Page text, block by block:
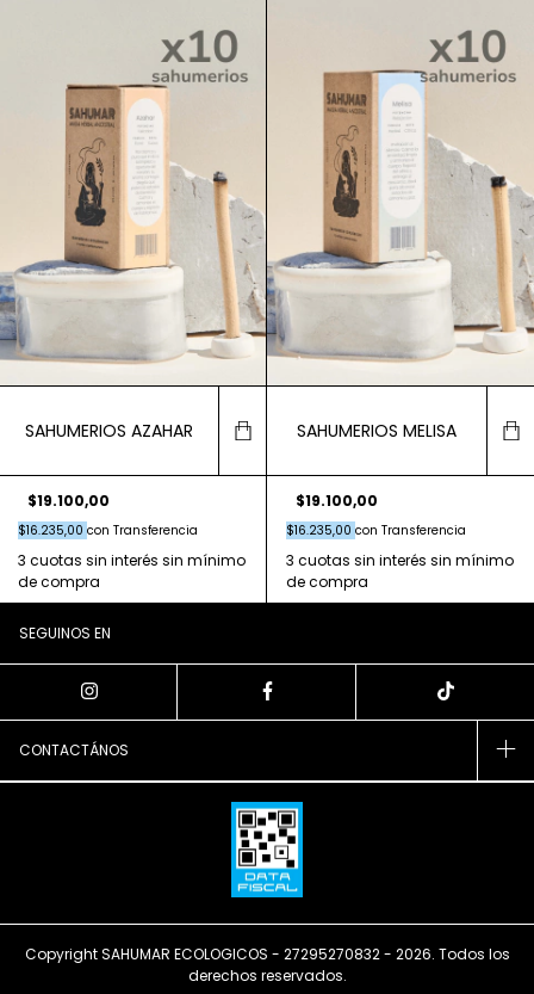
SAHUMERIOS AZAHAR
$19.100,00
$16.235,00 con Transferencia
SAHUMERIOS MELISA
$19.100,00
$16.235,00 con Transferencia
SEGUINOS EN
CONTACTÁNOS
Copyright SAHUMAR ECOLOGICOS - 27295270832 - 2026. Todos los
derechos reservados.